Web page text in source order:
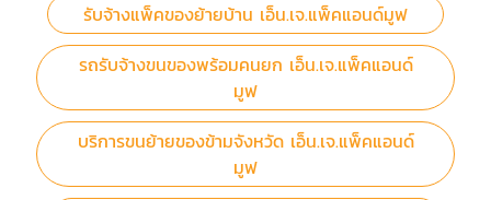
รับจ้างแพ็คของย้ายบ้าน เอ็น.เจ.แพ็คแอนด์มูฟ
รถรับจ้างขนของพร้อมคนยก เอ็น.เจ.แพ็คแอนด์
มูฟ
บริการขนย้ายของข้ามจังหวัด เอ็น.เจ.แพ็คแอนด์
มูฟ